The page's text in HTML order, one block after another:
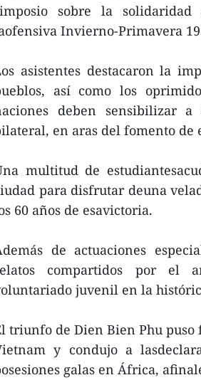
sobre la
Invierno-Primavera
asistentes destacaron la
así como los
deben sensibilizar
en aras del fomento de
multitud de
para disfrutar deuna
60 años de esavictoria.
de actuaciones
compartidos por el
juvenil en la
triunfo de Dien Bien Phu
y condujo a
galas en África,